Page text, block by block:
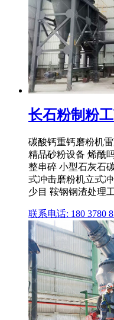
长石粉制粉
碳酸钙重钙磨粉机
精品砂粉设备 烯酰
整串碎 小型石灰石
式冲击磨粉机立式
少目 鞍钢钢渣处理
联系电话: 180 3780